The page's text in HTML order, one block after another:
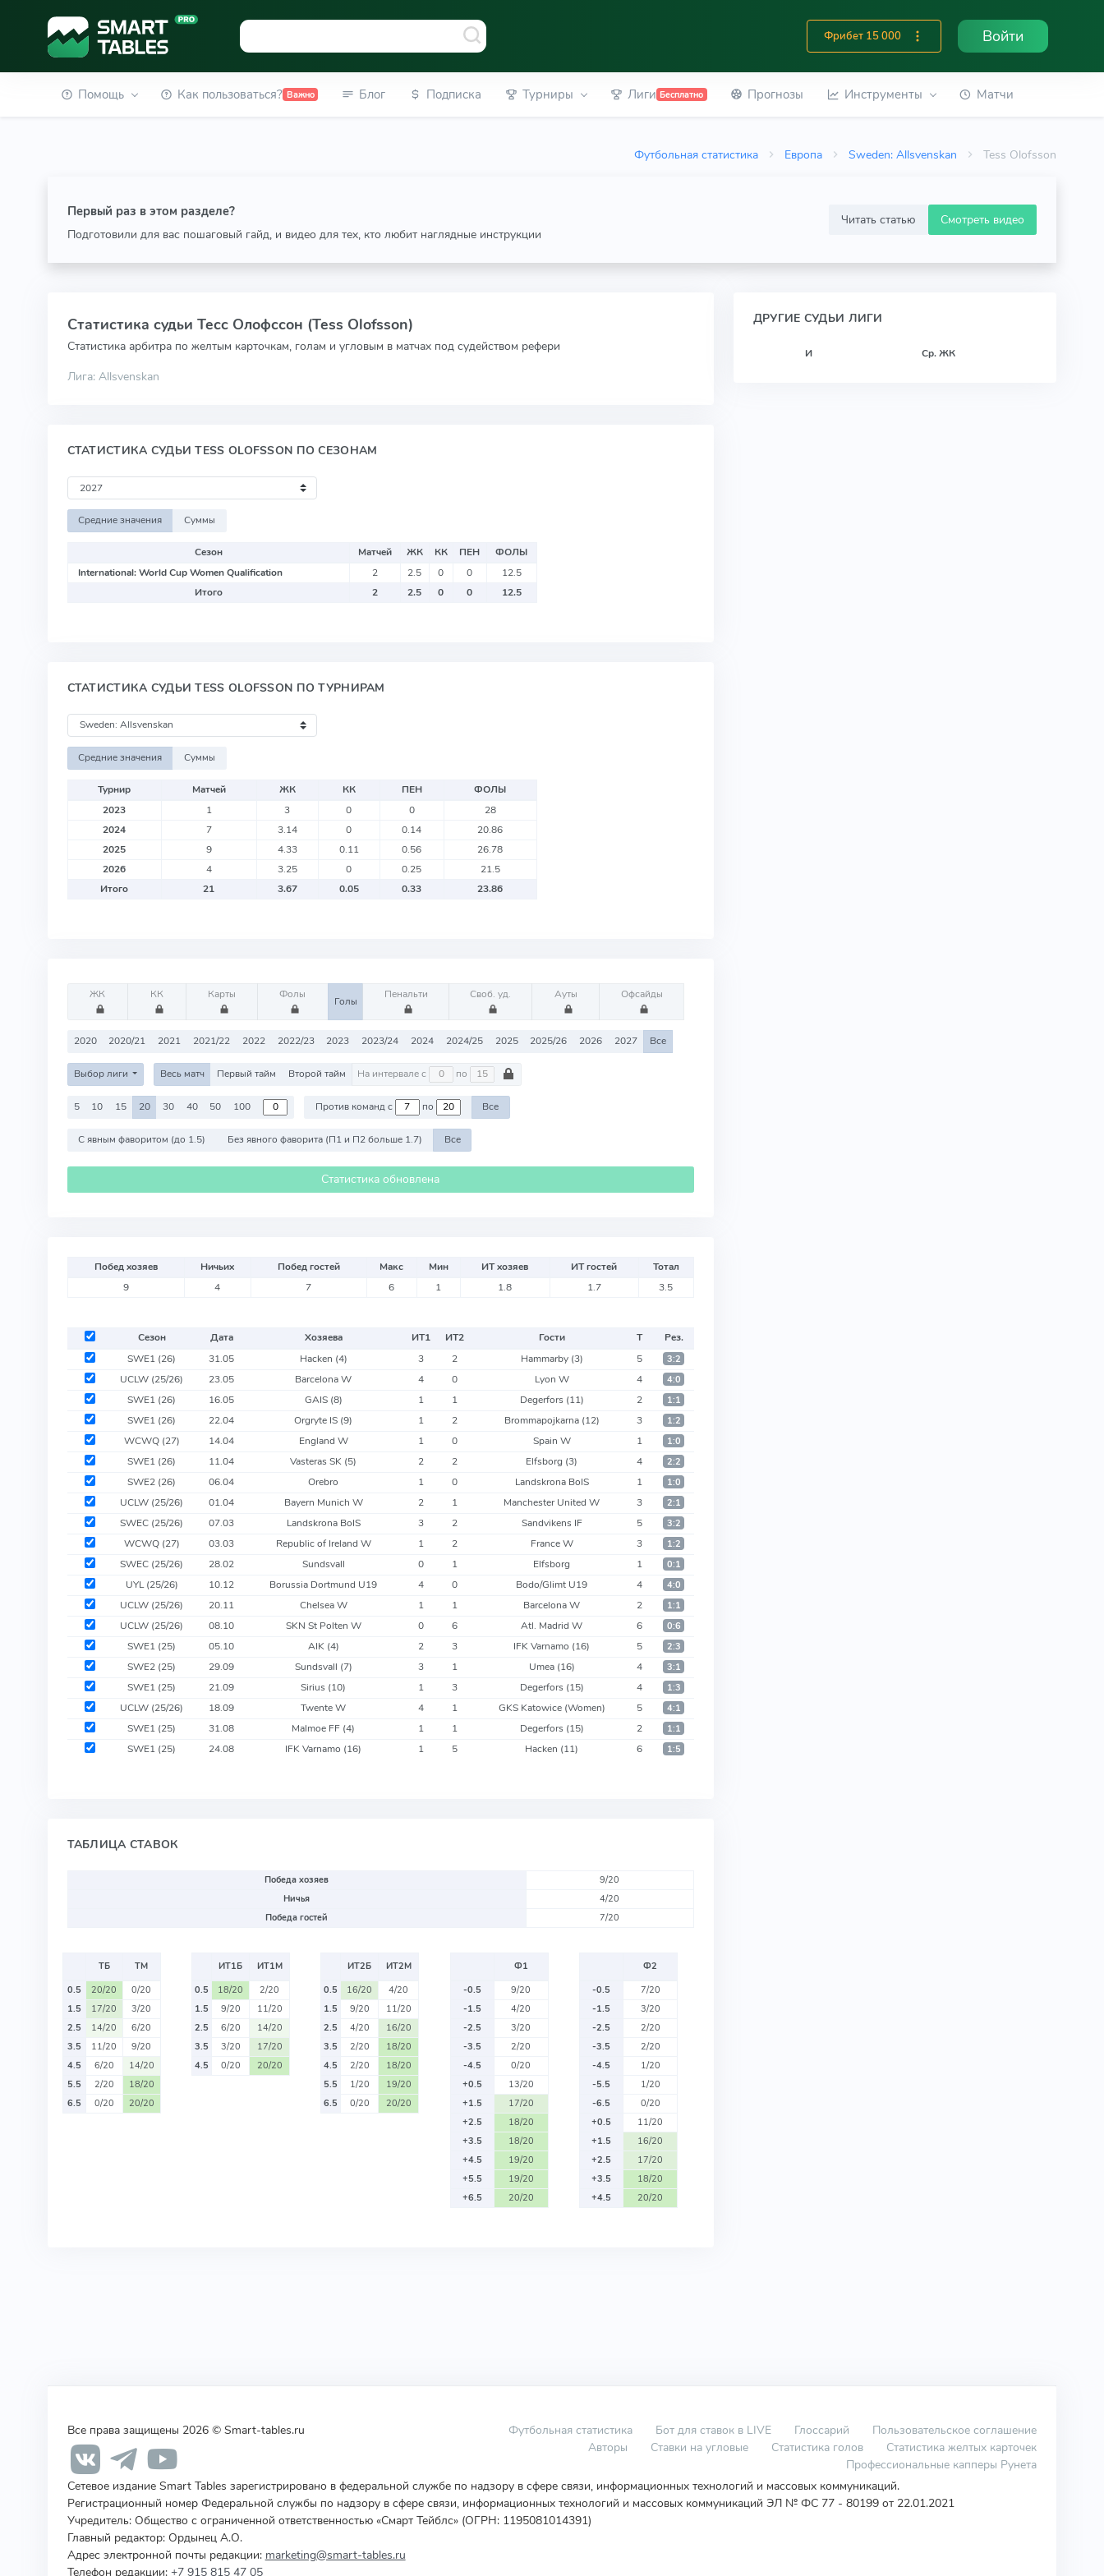
Фрибет 15 000 Войти
Помощь Как пользоваться? Важно Блог Подписка Турниры Лиги Бесплатно Прогнозы Инструменты Матчи
Футбольная статистика Европа Sweden: Allsvenskan Tess Olofsson
Первый раз в этом разделе?
Подготовили для вас пошаговый гайд, и видео для тех, кто любит наглядные инструкции
Читать статью Смотреть видео
Статистика судьи Тесс Олофссон (Tess Olofsson)
Статистика арбитра по желтым карточкам, голам и угловым в матчах под судейством рефери
Лига: Allsvenskan
СТАТИСТИКА СУДЬИ TESS OLOFSSON ПО СЕЗОНАМ
Средние значения Суммы
Сезон Матчей ЖК КК ПЕН
ФОЛЫ
International: World Cup Women Qualification
2 2.5 0 0
12.5
Итого
2 2.5 0 0 12.5
СТАТИСТИКА СУДЬИ TESS OLOFSSON ПО ТУРНИРАМ
Средние значения Суммы
Турнир Матчей ЖК КК ПЕН
ФОЛЫ
2023
1 3 0 0
28
2024
7 3.14 0 0.14
20.86
2025
9 4.33 0.11 0.56
26.78
2026
4 3.25 0 0.25
21.5
Итого
21 3.67 0.05 0.33 23.86
ЖК КК Карты Фолы
Голы
Пенальти Своб. уд. Ауты Офсайды
2020 2020/21 2021 2021/22 2022 2022/23 2023 2023/24 2024 2024/25 2025 2025/26 2026 2027 Все
Выбор лиги Весь матч Первый тайм Второй тайм На интервале с по
5 10 15 20 30 40 50 100 Против команд с по Все
С явным фаворитом (до 1.5) Без явного фаворита (П1 и П2 больше 1.7) Все
Статистика обновлена
Побед хозяев Ничьих Побед гостей Макс Мин ИТ хозяев ИТ гостей
Тотал
9
4 7 6 1 1.8 1.7 3.5
Сезон Дата Хозяева ИТ1 ИТ2 Гости Т
Рез.
SWE1 (26)
31.05 Hacken (4) 3 2 Hammarby (3) 5 3:2
UCLW (25/26) 23.05 Barcelona W 4 0 Lyon W 4 4:0
SWE1 (26) 16.05 GAIS (8) 1 1 Degerfors (11) 2 1:1
SWE1 (26) 22.04 Orgryte IS (9) 1 2 Brommapojkarna (12) 3 1:2
WCWQ (27) 14.04 England W 1 0 Spain W 1 1:0
SWE1 (26) 11.04 Vasteras SK (5) 2 2 Elfsborg (3) 4 2:2
SWE2 (26) 06.04 Orebro 1 0 Landskrona BoIS 1 1:0
UCLW (25/26) 01.04 Bayern Munich W 2 1 Manchester United W 3 2:1
SWEC (25/26) 07.03 Landskrona BoIS 3 2 Sandvikens IF 5 3:2
WCWQ (27) 03.03 Republic of Ireland W 1 2 France W 3 1:2
SWEC (25/26) 28.02 Sundsvall 0 1 Elfsborg 1 0:1
UYL (25/26) 10.12 Borussia Dortmund U19 4 0 Bodo/Glimt U19 4 4:0
UCLW (25/26) 20.11 Chelsea W 1 1 Barcelona W 2 1:1
UCLW (25/26) 08.10 SKN St Polten W 0 6 Atl. Madrid W 6 0:6
SWE1 (25) 05.10 AIK (4) 2 3 IFK Varnamo (16) 5 2:3
SWE2 (25) 29.09 Sundsvall (7) 3 1 Umea (16) 4 3:1
SWE1 (25) 21.09 Sirius (10) 1 3 Degerfors (15) 4 1:3
UCLW (25/26) 18.09 Twente W 4 1 GKS Katowice (Women) 5 4:1
SWE1 (25) 31.08 Malmoe FF (4) 1 1 Degerfors (15) 2 1:1
SWE1 (25) 24.08 IFK Varnamo (16) 1 5 Hacken (11) 6 1:5
ТАБЛИЦА СТАВОК
Победа хозяев
9/20
Ничья
4/20
Победа гостей
7/20
ТБ
ТМ
0.5
20/20
0/20
1.5
17/20
3/20
2.5
14/20
6/20
3.5
11/20
9/20
4.5
6/20
14/20
5.5
2/20
18/20
6.5
0/20 20/20
ИТ1Б
ИТ1М
0.5
18/20
2/20
1.5
9/20
11/20
2.5
6/20
14/20
3.5
3/20
17/20
4.5
0/20 20/20
ИТ2Б
ИТ2М
0.5
16/20
4/20
1.5
9/20
11/20
2.5
4/20
16/20
3.5
2/20
18/20
4.5
2/20
18/20
5.5
1/20
19/20
6.5
0/20 20/20
Ф1
-0.5
9/20
-1.5
4/20
-2.5
3/20
-3.5
2/20
-4.5
0/20
+0.5
13/20
+1.5
17/20
+2.5
18/20
+3.5
18/20
+4.5
19/20
+5.5
19/20
+6.5
20/20
Ф2
-0.5
7/20
-1.5
3/20
-2.5
2/20
-3.5
2/20
-4.5
1/20
-5.5
1/20
-6.5
0/20
+0.5
11/20
+1.5
16/20
+2.5
17/20
+3.5
18/20
+4.5
20/20
ДРУГИЕ СУДЬИ ЛИГИ
И Ср. ЖК
Все права защищены 2026 © Smart-tables.ru Футбольная статистика Бот для ставок в LIVE Глоссарий
Пользовательское соглашение
Авторы
Ставки на угловые Статистика голов
Статистика желтых карточек
Профессиональные капперы Рунета
Сетевое издание Smart Tables зарегистрировано в федеральной службе по надзору в сфере связи, информационных технологий и массовых коммуникаций.
Регистрационный номер Федеральной службы по надзору в сфере связи, информационных технологий и массовых коммуникаций ЭЛ № ФС 77 - 80199 от 22.01.2021
Учредитель: Общество с ограниченной ответственностью «Смарт Тейблс» (ОГРН: 1195081014391)
Главный редактор: Ордынец А.О.
Адрес электронной почты редакции: marketing@smart-tables.ru
Телефон редакции: +7 915 815 47 05